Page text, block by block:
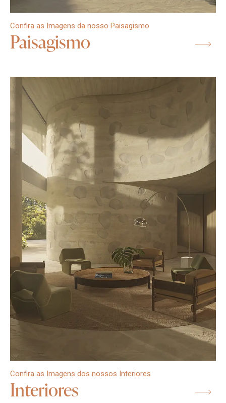
Confira as Imagens da nosso Paisagismo
Paisagismo
Confira as Imagens dos nossos Interiores
Interiores